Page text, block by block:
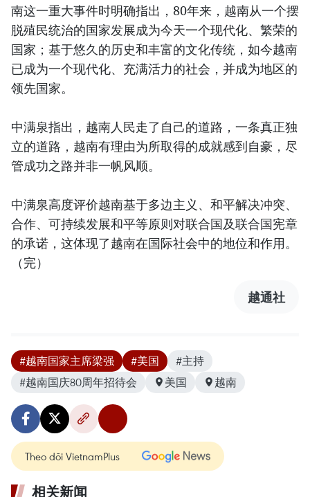
南这一重大事件时明确指出，80年来，越南从一个摆
脱殖民统治的国家发展成为今天一个现代化、繁荣的
国家；基于悠久的历史和丰富的文化传统，如今越南
已成为一个现代化、充满活力的社会，并成为地区的
领先国家。
中满泉指出，越南人民走了自己的道路，一条真正独
立的道路，越南有理由为所取得的成就感到自豪，尽
管成功之路并非一帆风顺。
中满泉高度评价越南基于多边主义、和平解决冲突、
合作、可持续发展和平等原则对联合国及联合国宪章
的承诺，这体现了越南在国际社会中的地位和作用。
（完）
越通社
#越南国家主席梁强 #美国
#主持
#越南国庆80周年招待会
美国 越南
Theo dõi VietnamPlus
相关新闻